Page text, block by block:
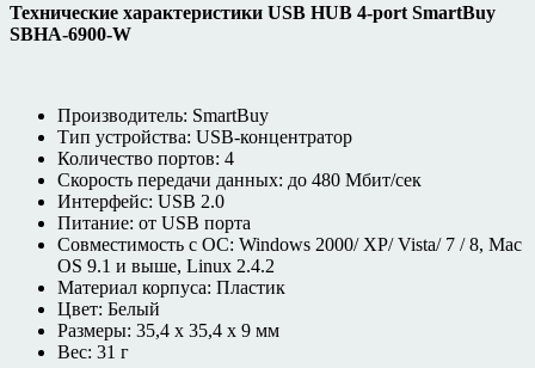
Технические характеристики USB HUB 4-port SmartBuy
SBHA-6900-W
Производитель: SmartBuy
Тип устройства: USB-концентратор
Количество портов: 4
Скорость передачи данных: до 480 Мбит/сек
Интерфейс: USB 2.0
Питание: от USB порта
Совместимость с ОС: Windows 2000/ XP/ Vista/ 7 / 8, Mac
OS 9.1 и выше, Linux 2.4.2
Материал корпуса: Пластик
Цвет: Белый
Размеры: 35,4 х 35,4 х 9 мм
Вес: 31 г